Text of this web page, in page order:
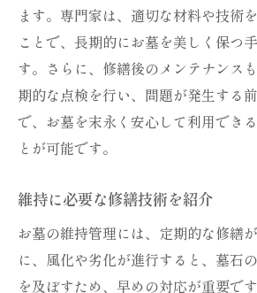
ます。専門家は、適切な材料や技術
ことで、長期的にお墓を美しく保つ
す。さらに、修繕後のメンテナンス
期的な点検を行い、問題が発生する
で、お墓を末永く安心して利用でき
とが可能です。
維持に必要な修繕技術を紹介
お墓の維持管理には、定期的な修繕
に、風化や劣化が進行すると、墓石
を及ぼすため、早めの対応が重要で